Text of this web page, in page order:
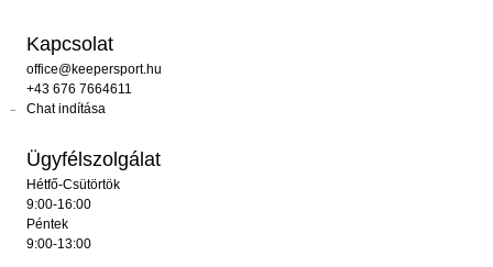
Kapcsolat
office@keepersport.hu
+43 676 7664611
Chat indítása
Ügyfélszolgálat
Hétfő-Csütörtök
9:00-16:00
Péntek
9:00-13:00